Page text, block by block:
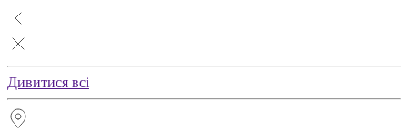
Дивитися всі